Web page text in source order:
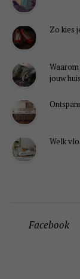
Zo kies
jouw huis
Welk
Facebook